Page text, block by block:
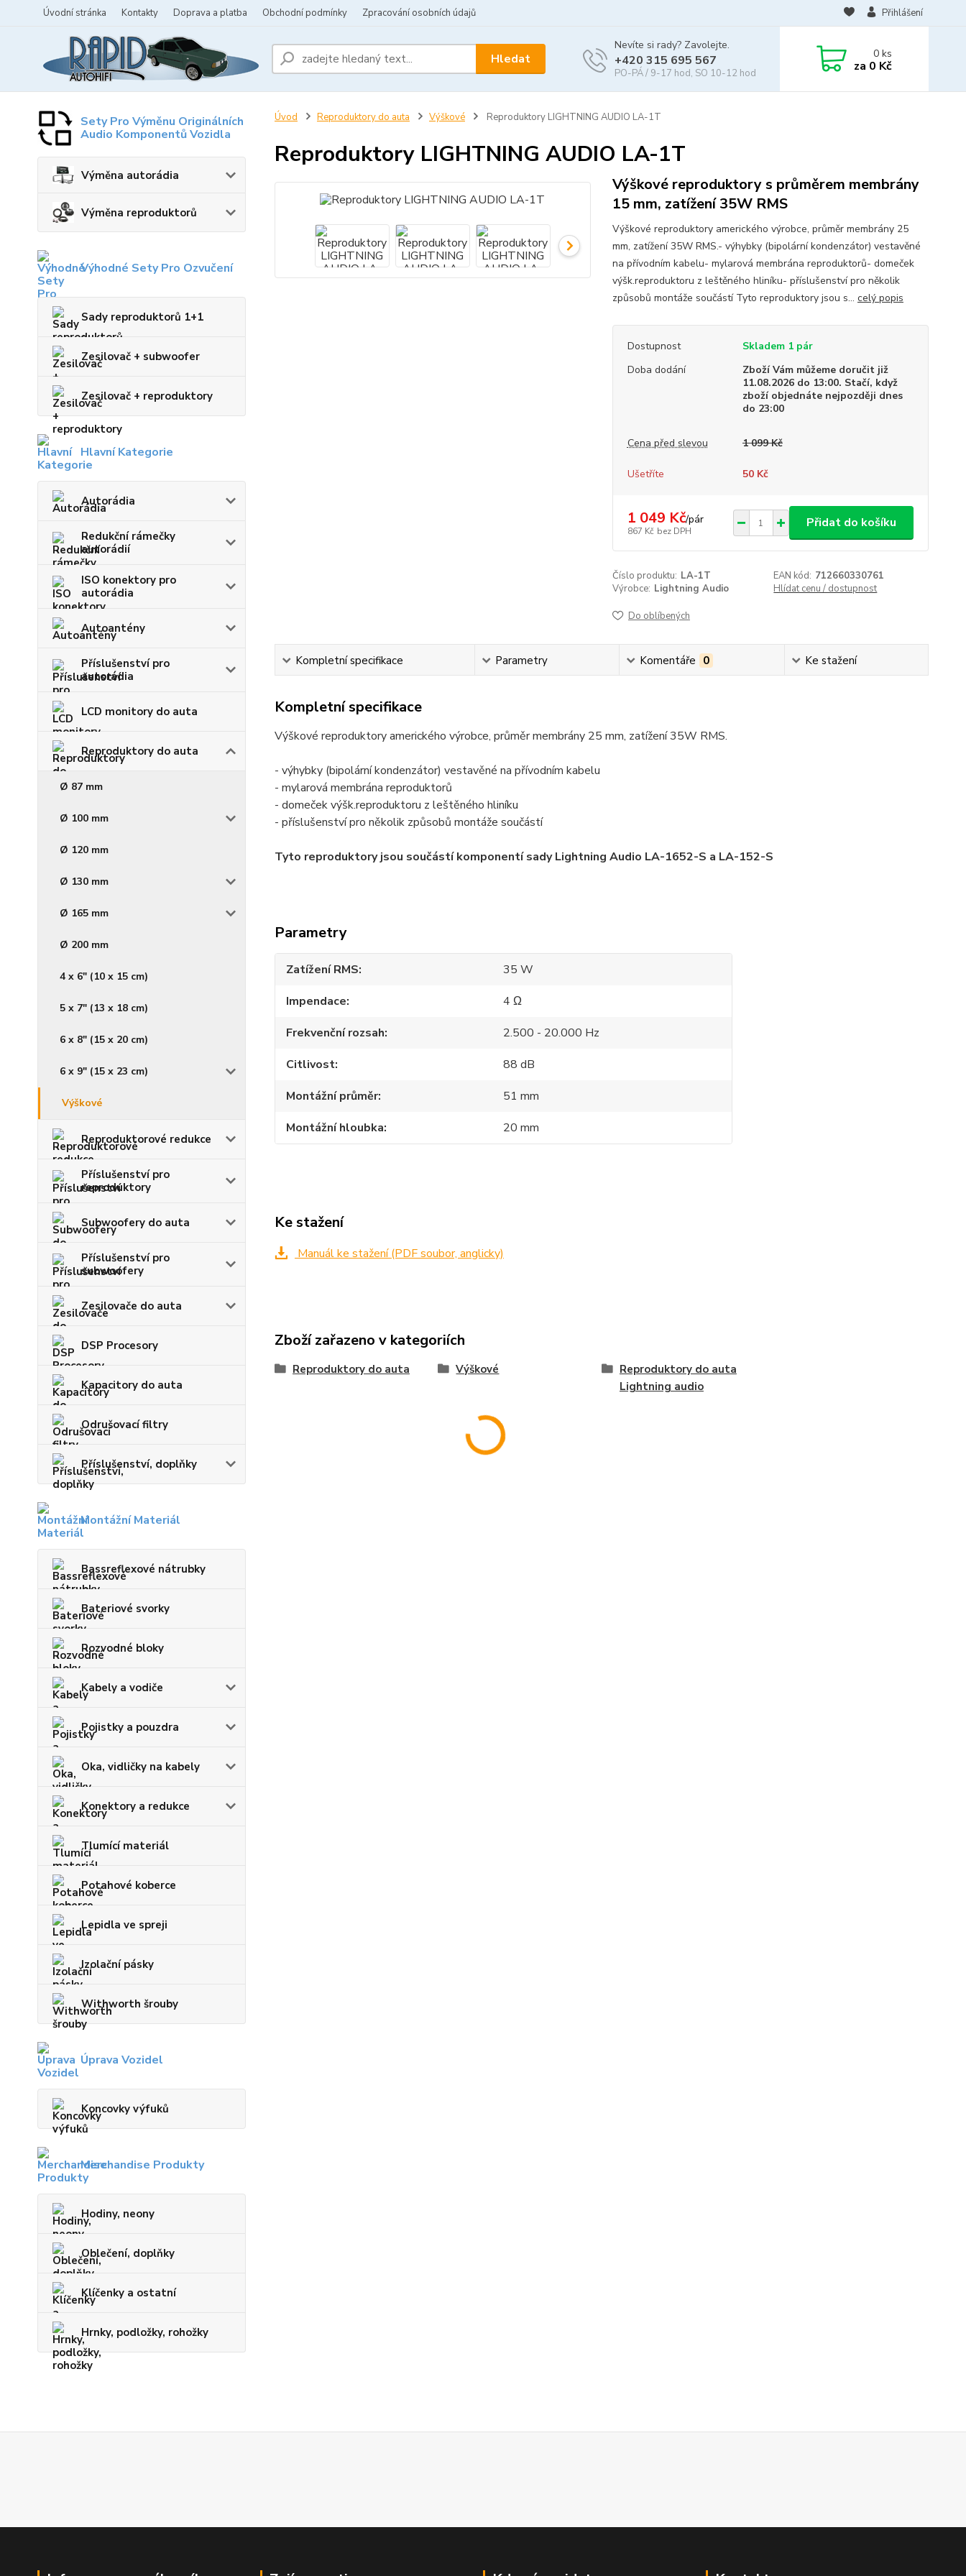
Úvodní stránka Kontakty Doprava a platba Obchodní podmínky Zpracování osobních údajů Přihlášení
Hledat
Nevíte si rady? Zavolejte.
+420 315 695 567
PO-PÁ / 9-17 hod, SO 10-12 hod
0ks
za 0 Kč
Sety Pro Výměnu Originálních
Audio Komponentů Vozidla
Výměna autorádia
Výměna reproduktorů
Výhodné Sety Pro Ozvučení
Sady reproduktorů 1+1
Zesilovač + subwoofer
Zesilovač + reproduktory
Hlavní Kategorie
Autorádia
Redukční rámečky
autorádií
ISO konektory pro
autorádia
Autoantény
Příslušenství pro
autorádia
LCD monitory do auta
Reproduktory do auta
Ø 87 mm
Ø 100 mm
Ø 120 mm
Ø 130 mm
Ø 165 mm
Ø 200 mm
4 x 6" (10 x 15 cm)
5 x 7" (13 x 18 cm)
6 x 8" (15 x 20 cm)
6 x 9" (15 x 23 cm)
Výškové
Reproduktorové redukce
Příslušenství pro
reproduktory
Subwoofery do auta
Příslušenství pro
subwoofery
Zesilovače do auta
DSP Procesory
Kapacitory do auta
Odrušovací filtry
Příslušenství, doplňky
Montážní Materiál
Bassreflexové nátrubky
Bateriové svorky
Rozvodné bloky
Kabely a vodiče
Pojistky a pouzdra
Oka, vidličky na kabely
Konektory a redukce
Tlumící materiál
Potahové koberce
Lepidla ve spreji
Izolační pásky
Withworth šrouby
Úprava Vozidel
Koncovky výfuků
Merchandise Produkty
Hodiny, neony
Oblečení, doplňky
Klíčenky a ostatní
Hrnky, podložky, rohožky
Úvod Reproduktory do auta Výškové Reproduktory LIGHTNING AUDIO LA-1T
Reproduktory LIGHTNING AUDIO LA-1T
Výškové reproduktory s průměrem membrány
15 mm, zatížení 35W RMS
Výškové reproduktory amerického výrobce, průměr membrány 25
mm, zatížení 35W RMS.- výhybky (bipolární kondenzátor) vestavěné
na přívodním kabelu- mylarová membrána reproduktorů- domeček
výšk.reproduktoru z leštěného hliníku- příslušenství pro několik
způsobů montáže součástí Tyto reproduktory jsou s... celý popis
Dostupnost
Skladem 1 pár
Doba dodání
Zboží Vám můžeme doručit již
11.08.2026 do 13:00. Stačí, když
zboží objednáte nejpozději dnes
do 23:00
Cena před slevou 1 099 Kč
Ušetříte 50 Kč
1 049 Kč/pár
867 Kč bez DPH
Přidat do košíku
Číslo produktu: LA-1T EAN kód: 712660330761
Výrobce: Lightning Audio Hlídat cenu / dostupnost
Do oblíbených
Kompletní specifikace Parametry Komentáře 0 Ke stažení
Kompletní specifikace
Výškové reproduktory amerického výrobce, průměr membrány 25 mm, zatížení 35W RMS.
- výhybky (bipolární kondenzátor) vestavěné na přívodním kabelu
- mylarová membrána reproduktorů
- domeček výšk.reproduktoru z leštěného hliníku
- příslušenství pro několik způsobů montáže součástí
Tyto reproduktory jsou součástí komponentí sady Lightning Audio LA-1652-S a LA-152-S
Parametry
Zatížení RMS
35 W
Impendace
4 Ω
Frekvenční rozsah
2.500 - 20.000 Hz
Citlivost
88 dB
Montážní průměr
51 mm
Montážní hloubka
20 mm
Ke stažení
Manuál ke stažení (PDF soubor, anglicky)
Zboží zařazeno v kategoriích
Reproduktory do auta Výškové
Reproduktory do auta
Lightning audio